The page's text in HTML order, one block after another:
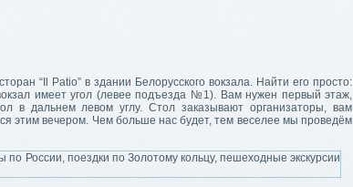
“Il Patio” в здании Белорусского вокзала. Найти его просто:
имеет угол (левее подъезда №1). Вам нужен первый этаж,
в дальнем левом углу. Стол заказывают организаторы, вам
этим вечером. Чем больше нас будет, тем веселее мы проведём